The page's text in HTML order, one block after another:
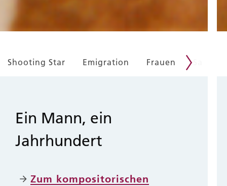
Shooting Star Emigration Frauen
Ein Mann, ein
Jahrhundert
Zum kompositorischen